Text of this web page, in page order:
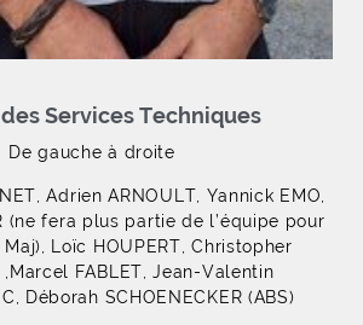
Services Techniques
De gauche à droite
Adrien ARNOULT, Yannick EMO,
(ne fera plus partie de l’équipe pour
Loïc HOUPERT, Christopher
,Marcel FABLET, Jean-Valentin
Déborah SCHOENECKER (ABS)